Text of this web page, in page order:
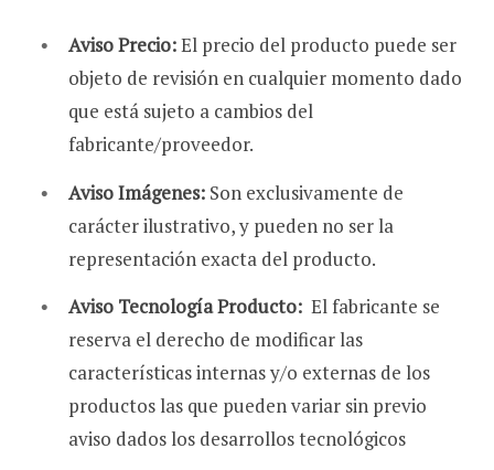
s
Aviso Precio:El precio del producto puede ser
objeto de revisión en cualquier momento dado
que está sujeto a cambios del
fabricante/proveedor.
Aviso Imágenes: Son exclusivamente de
carácter ilustrativo, y pueden no ser la
representación exacta del producto.
Aviso Tecnología Producto: El fabricante se
reserva el derecho de modificar las
características internas y/o externas de los
productos las que pueden variar sin previo
aviso dados los desarrollos tecnológicos